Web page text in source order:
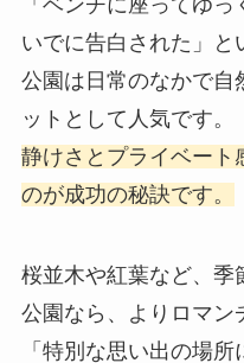
いでに告白された」と
公園は日常のなかで自
ットとして人気です。
静けさとプライベート
のが成功の秘訣です。
桜並木や紅葉など、季
公園なら、よりロマン
「特別な思い出の場